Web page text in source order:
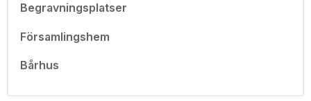
Begravningsplatser
Församlingshem
Bårhus